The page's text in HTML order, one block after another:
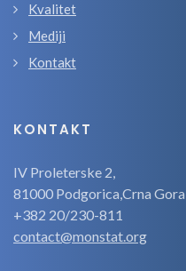
Kvalitet
Mediji
Kontakt
KONTAKT
IV Proleterske 2,
81000 Podgorica,Crna Gora
+382 20/230-811
contact@monstat.org